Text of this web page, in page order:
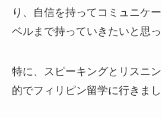
り、自信を持ってコミュニケ
ベルまで持っていきたいと思っ
特に、スピーキングとリスニ
的でフィリピン留学に行きまし